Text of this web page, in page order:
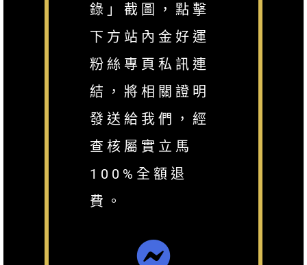
錄」截圖，點擊
下方站內金好運
粉絲專頁私訊連
結，將相關證明
發送給我們，經
查核屬實立馬
100%全額退
費。